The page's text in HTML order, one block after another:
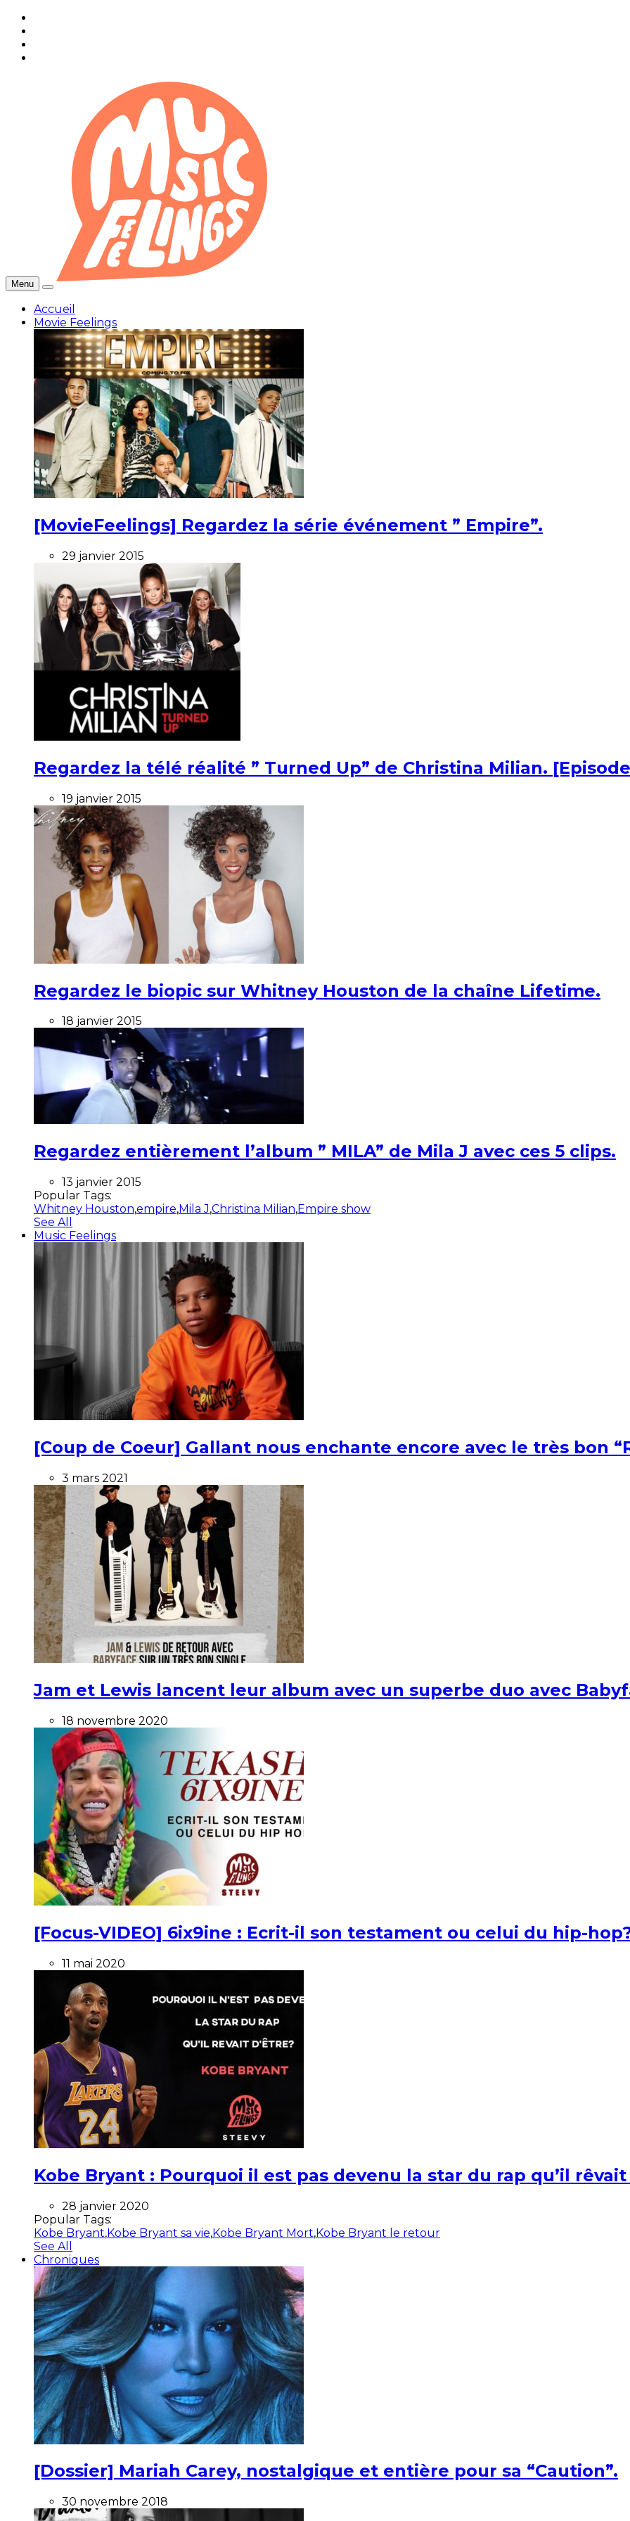
Menu
Accueil
Movie Feelings
[MovieFeelings] Regardez la série événement ” Empire”.
29 janvier 2015
Regardez la télé réalité ” Turned Up” de Christina Milian.
19 janvier 2015
Regardez le biopic sur Whitney Houston de la chaîne Lifetime.
18 janvier 2015
Regardez entièrement l’album ” MILA” de Mila J avec ces 5 clips.
13 janvier 2015
Popular Tags:
Whitney Houston,empire,Mila J,Christina Milian,Empire show
See All
Music Feelings
[Coup de Coeur] Gallant nous enchante encore avec le très bon
3 mars 2021
Jam et Lewis lancent leur album avec un superbe duo avec
18 novembre 2020
[Focus-VIDEO] 6ix9ine : Ecrit-il son testament ou celui du hip-
11 mai 2020
Kobe Bryant : Pourquoi il est pas devenu la star du rap qu’il rêvait
28 janvier 2020
Popular Tags:
Kobe Bryant,Kobe Bryant sa vie,Kobe Bryant Mort,Kobe Bryant le retour
See All
Chroniques
[Dossier] Mariah Carey, nostalgique et entière pour sa “Caution”.
30 novembre 2018